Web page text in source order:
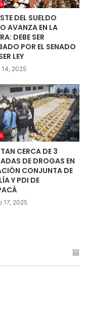
DEL SUELDO
AVANZA EN LA
DEBE SER
POR EL SENADO
LEY
14, 2025
CERCA DE 3
DE DROGAS EN
CONJUNTA DE
Y PDI DE
17, 2025